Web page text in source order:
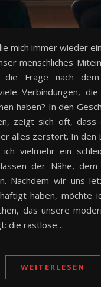
menschliches
Frage nach dem
Verbindungen,
haben? In den
zeigt sich oft, dass
alles zerstört. In den
ich vielmehr ein
der Nähe,
Nachdem wir uns
haben, möchte
das unsere
die rastlose…
WEITERLESEN